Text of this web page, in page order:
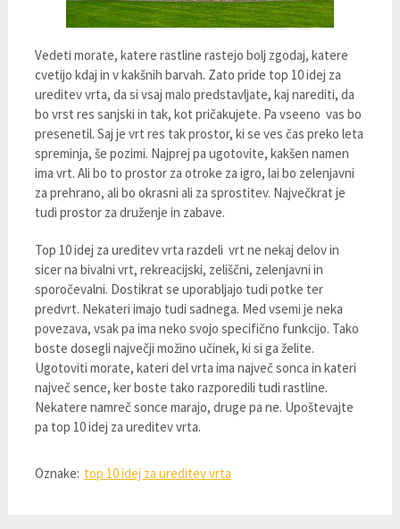
Vedeti morate, katere rastline rastejo bolj zgodaj, katere
cvetijo kdaj in v kakšnih barvah. Zato pride top 10 idej za
ureditev vrta, da si vsaj malo predstavljate, kaj narediti, da
bo vrst res sanjski in tak, kot pričakujete. Pa vseeno vas bo
presenetil. Saj je vrt res tak prostor, ki se ves čas preko leta
spreminja, še pozimi. Najprej pa ugotovite, kakšen namen
ima vrt. Ali bo to prostor za otroke za igro, lai bo zelenjavni
za prehrano, ali bo okrasni ali za sprostitev. Največkrat je
tudi prostor za druženje in zabave.
Top 10 idej za ureditev vrta razdeli vrt ne nekaj delov in
sicer na bivalni vrt, rekreacijski, zeliščni, zelenjavni in
sporočevalni. Dostikrat se uporabljajo tudi potke ter
predvrt. Nekateri imajo tudi sadnega. Med vsemi je neka
povezava, vsak pa ima neko svojo specifično funkcijo. Tako
boste dosegli največji možino učinek, ki si ga želite.
Ugotoviti morate, kateri del vrta ima največ sonca in kateri
največ sence, ker boste tako razporedili tudi rastline.
Nekatere namreč sonce marajo, druge pa ne. Upoštevajte
pa top 10 idej za ureditev vrta.
Oznake: top 10 idej za ureditev vrta